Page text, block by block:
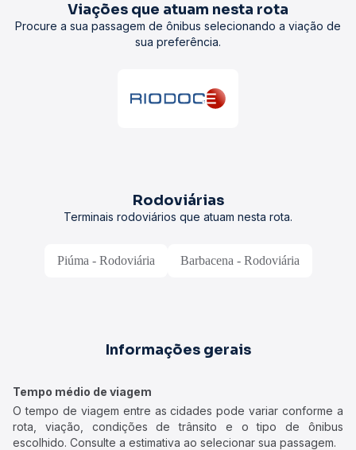
Viações que atuam nesta rota
Procure a sua passagem de ônibus selecionando a viação de
sua preferência.
Rodoviárias
Terminais rodoviários que atuam nesta rota.
Piúma - Rodoviária Barbacena - Rodoviária
Informações gerais
Tempo médio de viagem
O tempo de viagem entre as cidades pode variar conforme a
rota, viação, condições de trânsito e o tipo de ônibus
escolhido. Consulte a estimativa ao selecionar sua passagem.